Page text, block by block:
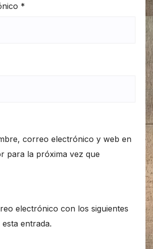
*
correo electrónico y web en
para la próxima vez que
electrónico con los siguientes
entrada.